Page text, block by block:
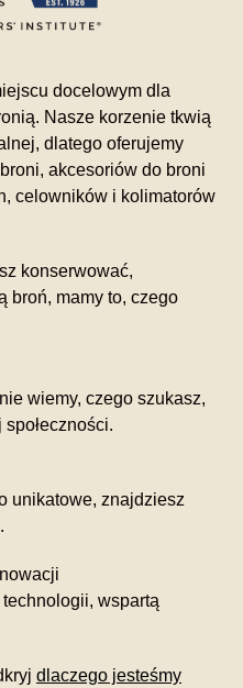
docelowym dla
Nasze korzenie tkwią
dlatego oferujemy
akcesoriów do broni
celowników i kolimatorów
konserwować,
broń, mamy to, czego
wiemy, czego szukasz,
unikatowe, znajdziesz
wspartą
dlaczego jesteśmy